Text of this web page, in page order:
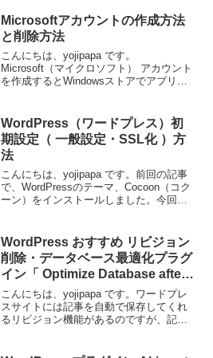
ます。ブログサービスには無料で簡単
に...
Microsoftアカウントの作成方法
と削除方法
こんにちは、yojipapa です。
Microsoft（マイクロソフト） アカウント
を作成するとWindowsストアでアプリを
ができます。また、Windo...
WordPress（ワードプレス）初
期設定（ 一般設定・SSL化 ）方
法
こんにちは、yojipapa です。前回の記事
で、WordPressのテーマ、Cocoon（コク
ーン）をインストールしました。今回
お伝えします。＊ SSL（...
WordPress おすすめ リビジョン
削除・データベース最適化プラグ
イン「 Optimize Database after
Deleting Revisions 」導入方法
こんにちは、yojipapa です。ワードプレ
スサイトには記事を自動で保存してくれ
るリビジョン機能があるのですが、記事